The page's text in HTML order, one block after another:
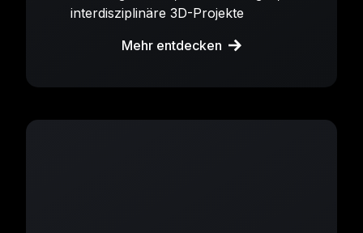
interdisziplinäre 3D-Projekte
Mehr entdecken